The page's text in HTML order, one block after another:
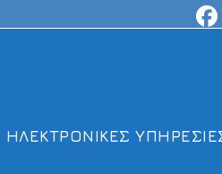
ΗΛΕΚΤΡΟΝΙΚΕΣ